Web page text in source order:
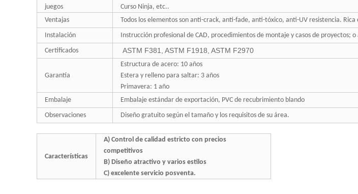
juegos
Curso Ninja, etc..
Ventajas
Todos los elementos son anti-crack, anti-fade, anti-tóxico, anti-UV resistencia.
Instalación
Instrucción profesional de CAD, procedimientos de montaje y casos de proyectos;
Certificados
ASTM F381, ASTM F1918, ASTM F2970
Garantía
Estructura de acero: 10 años
Estera y relleno para saltar: 3 años
Primavera: 1 año
Embalaje
Embalaje estándar de exportación, PVC de recubrimiento blando
Observaciones
Diseño gratuito según el tamaño y los requisitos de su área.
Características
A) Control de calidad estricto con precios
competitivos
B) Diseño atractivo y varios estilos
C) excelente servicio posventa.